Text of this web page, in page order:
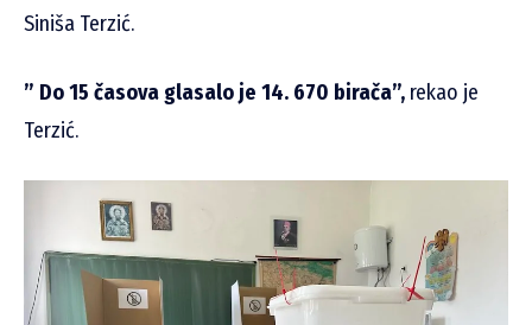
Siniša Terzić.
” Do 15 časova glasalo je 14. 670 birača”, rekao je
Terzić.